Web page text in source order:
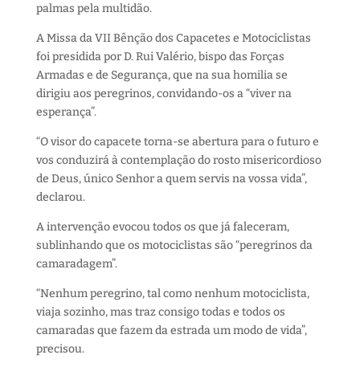
palmas pela multidão.
A Missa da VII Bênção dos Capacetes e Motociclistas
foi presidida por D. Rui Valério, bispo das Forças
Armadas e de Segurança, que na sua homilia se
dirigiu aos peregrinos, convidando-os a “viver na
esperança”.
“O visor do capacete torna-se abertura para o futuro e
vos conduzirá à contemplação do rosto misericordioso
de Deus, único Senhor a quem servis na vossa vida”,
declarou.
A intervenção evocou todos os que já faleceram,
sublinhando que os motociclistas são “peregrinos da
camaradagem”.
“Nenhum peregrino, tal como nenhum motociclista,
viaja sozinho, mas traz consigo todas e todos os
camaradas que fazem da estrada um modo de vida”,
precisou.